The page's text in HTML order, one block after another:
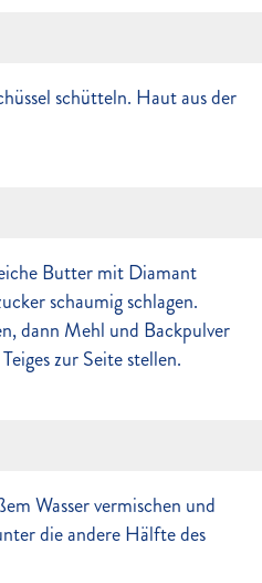
schütteln. Haut aus der
Butter mit Diamant
schaumig schlagen.
dann Mehl und Backpulver
zur Seite stellen.
Wasser vermischen und
die andere Hälfte des